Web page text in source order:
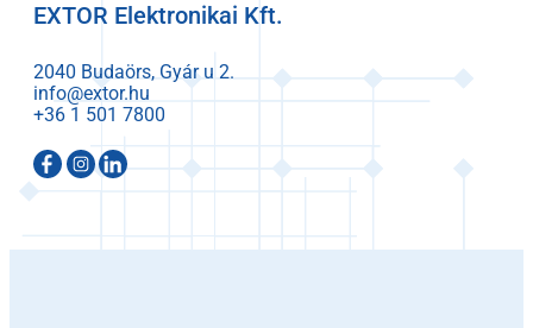
EXTOR Elektronikai Kft.
2040 Budaörs, Gyár u 2.
info@extor.hu
+36 1 501 7800